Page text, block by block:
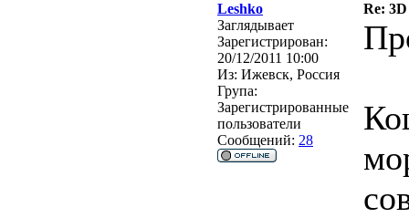
Leshko
Re:
Заглядывает
Зарегистрирован:
20/12/2011 10:00
Из: Ижевск, Россия
Група:
Зарегистрированные
пользователи
Сообщений: 28